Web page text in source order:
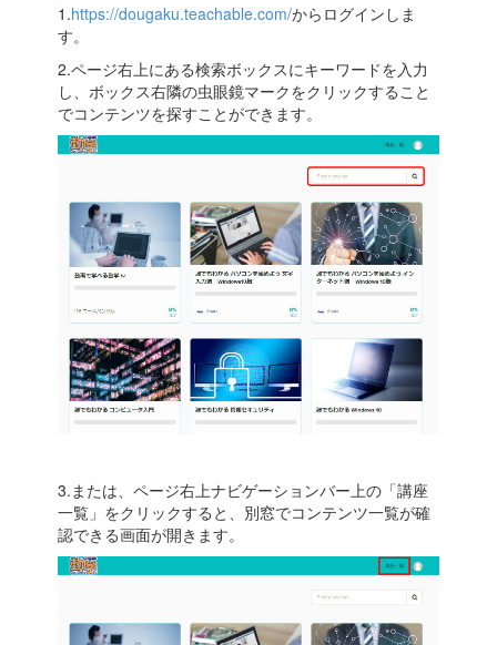
1.https://dougaku.teachable.com/からログインしま
す。
2.ページ右上にある検索ボックスにキーワードを入力
し、ボックス右隣の虫眼鏡マークをクリックすること
でコンテンツを探すことができます。
3.または、ページ右上ナビゲーションバー上の「講座
一覧」をクリックすると、別窓でコンテンツ一覧が確
認できる画面が開きます。